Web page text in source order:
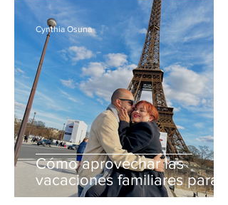
Cómo aprovechar las
vacaciones familiares para
conectar como pareja.
Cynthia Osuna